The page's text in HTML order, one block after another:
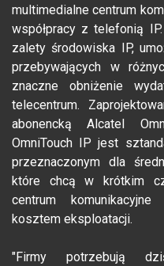
multimedialne centrum
współpracy z telefonią
zalety środowiska IP,
przebywających w
znaczne obniżenie
telecentrum.
abonencką Alcatel
OmniTouch IP jest
przeznaczonym dla
które chcą w krótkim
centrum
kosztem eksploatacji.
"Firmy potrzebują